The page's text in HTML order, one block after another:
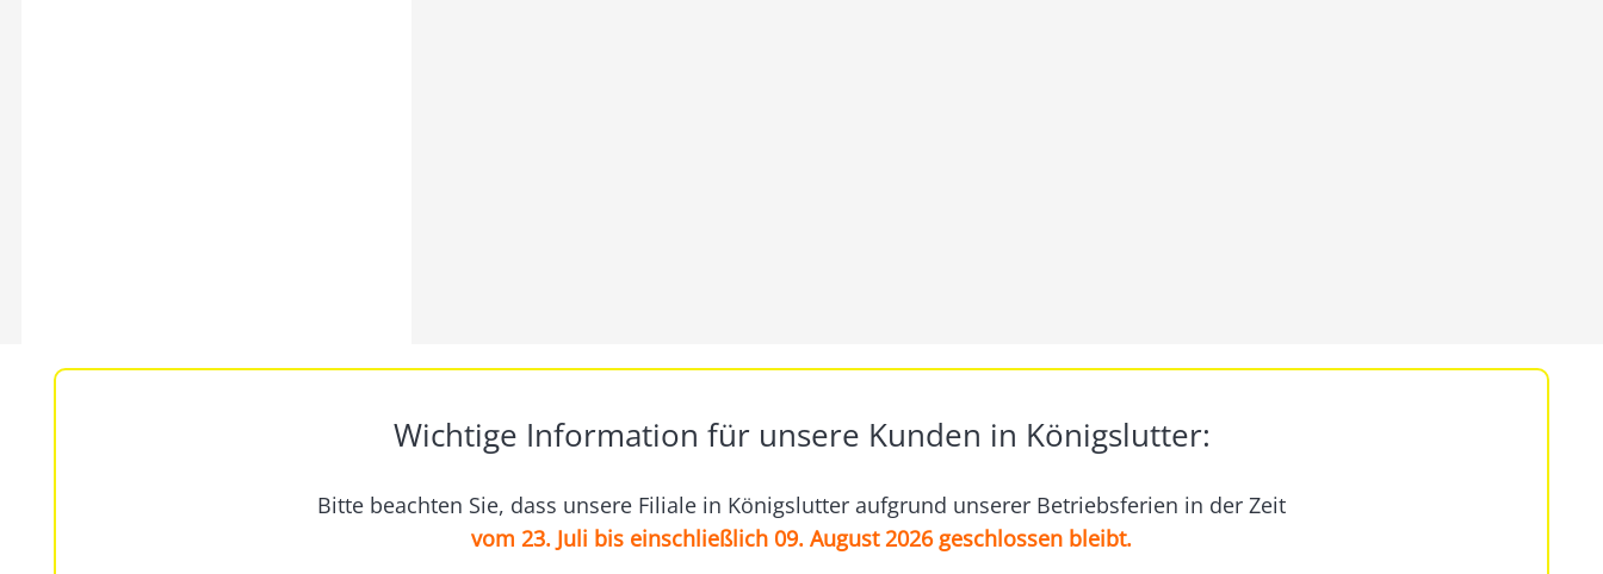
Wichtige Information für unsere Kunden in Königslutter:
Bitte beachten Sie, dass unsere Filiale in Königslutter aufgrund unserer Betriebsferien in der Zeit
vom 23. Juli bis einschließlich 09. August 2026 geschlossen bleibt.